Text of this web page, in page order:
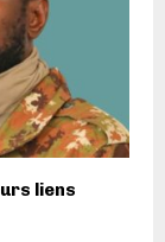
liens